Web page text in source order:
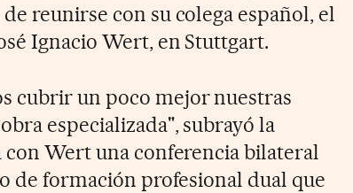
reunirse con su colega español, el
Ignacio Wert, en Stuttgart.
cubrir un poco mejor nuestras
especializada", subrayó la
Wert una conferencia bilateral
de formación profesional dual que